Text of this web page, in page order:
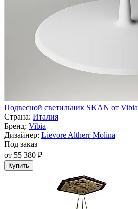
Подвесной светильник SKAN от Vibia
Страна: Италия
Бренд: Vibia
Дизайнер: Lievore Altherr Molina
Под заказ
от 55 380 ₽
Купить